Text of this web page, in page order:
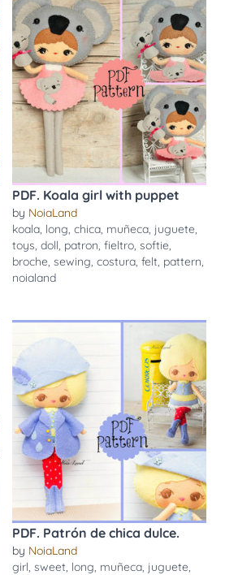
PDF. Koala girl with puppet
by NoiaLand
koala, long,chica, muñeca, juguete,
toys,doll, patron,fieltro,softie,
broche,sewing,costura,felt, pattern,
noialand
PDF. Patrón de chica dulce.
by NoiaLand
girl,sweet, long, muñeca, juguete,